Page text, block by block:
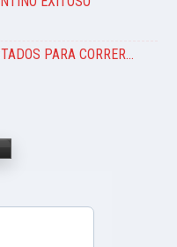
PARA CORRER…